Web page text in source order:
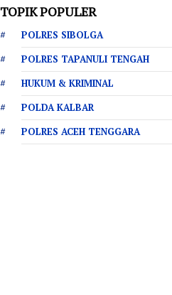
TOPIK POPULER
POLRES SIBOLGA
POLRES TAPANULI TENGAH
HUKUM & KRIMINAL
POLDA KALBAR
POLRES ACEH TENGGARA